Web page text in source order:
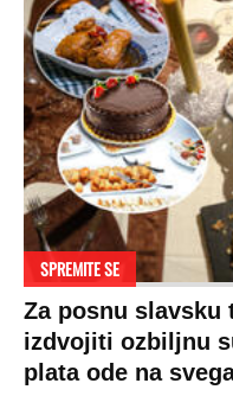
SPREMITE SE
Za posnu slavsku
izdvojiti ozbiljnu
plata ode na